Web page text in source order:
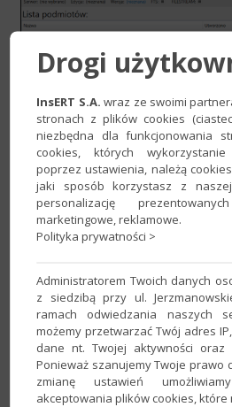
menuPodmiot–Przebuduj
Drogi
InsERT S.A. wraz ze swoimi
stronach z plików cookies
niezbędna dla funkcjonowania
cookies, których
poprzez ustawienia, należą
jaki sposób korzystasz z
personalizację
marketingowe, reklamowe.
Polityka prywatności >
Administratorem Twoich danych
z siedzibą przy ul.
ramach odwiedzania naszych
możemy przetwarzać Twój adres
dane nt. Twojej aktywności oraz
Ponieważ szanujemy Twoje prawo
zmianę ustawień
akceptowania plików cookies, które